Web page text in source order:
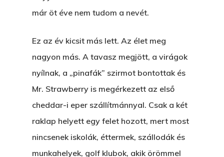
már öt éve nem tudom a nevét.
Ez az év kicsit más lett. Az élet meg
nagyon más. A tavasz megjött, a virágok
nyílnak, a „pinafák” szirmot bontottak és
Mr. Strawberry is megérkezett az első
cheddar-i eper szállítmánnyal. Csak a két
raklap helyett egy felet hozott, mert most
nincsenek iskolák, éttermek, szállodák és
munkahelyek, golf klubok, akik örömmel